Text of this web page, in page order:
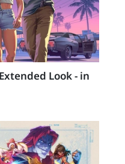
Look - in